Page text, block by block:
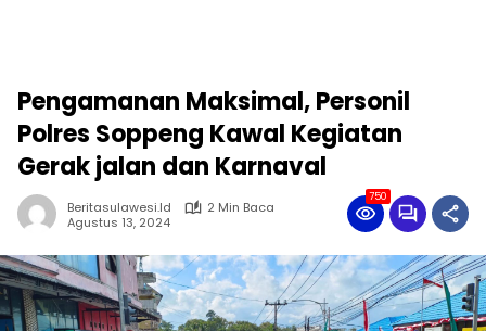
Pengamanan Maksimal, Personil
Polres Soppeng Kawal Kegiatan
Gerak jalan dan Karnaval
Beritasulawesi.id
2 Min Baca
Agustus 13, 2024
750